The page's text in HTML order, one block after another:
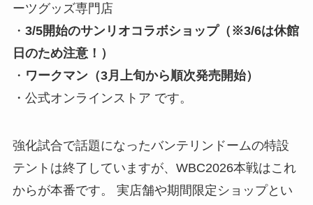
ーツグッズ専門店
・ 3/5開始のサンリオコラボショップ（※3/6は休館
日のため注意！）
・ ワークマン（3月上旬から順次発売開始）
・公式オンラインストア です。
強化試合で話題になったバンテリンドームの特設
テントは終了していますが、WBC2026本戦はこれ
からが本番です。 実店舗や期間限定ショップとい